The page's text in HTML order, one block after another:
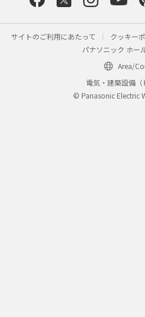
サイトのご利用にあたって クッキー
パナソニック ホー
Area/
電気・建築設備（
© Panasonic Electric